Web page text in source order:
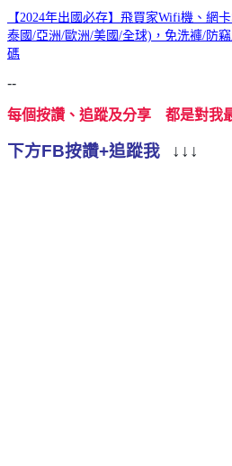
【2024年出國必存】飛買家Wifi機、網
泰國/亞洲/歐洲/美國/全球)，免洗褲/防
碼
--
每個按讚、追蹤及分享 都是對我
下方FB按讚+追蹤我 ↓↓↓